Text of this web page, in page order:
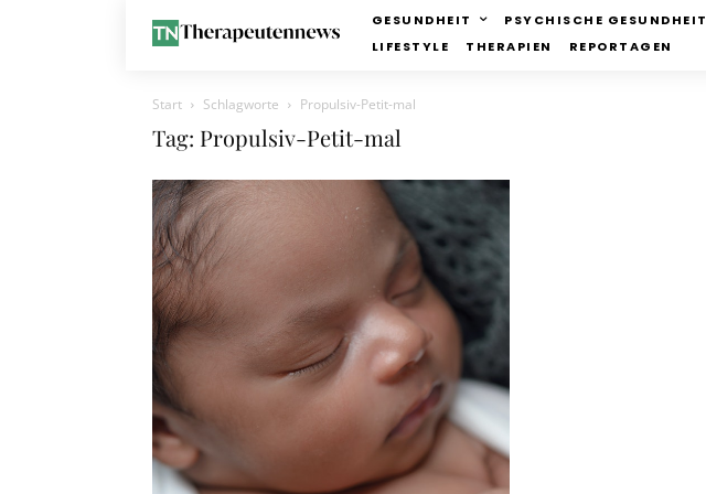
GESUNDHEIT PSYCHISCHE GESUNDHEIT
LIFESTYLE
THERAPIEN REPORTAGEN
Start Schlagworte Propulsiv-Petit-mal
Tag: Propulsiv-Petit-mal